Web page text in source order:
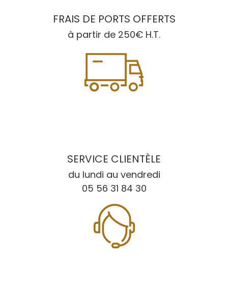
FRAIS DE PORTS OFFERTS
à partir de 250€ H.T.
SERVICE CLIENTÈLE
du lundi au vendredi
05 56 31 84 30